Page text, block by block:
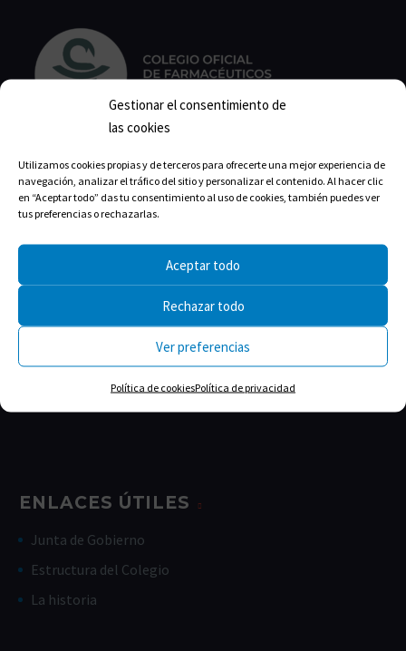
Gestionar el consentimiento de
las cookies
Utilizamos cookies propias y de terceros para ofrecerte una mejor experiencia de
navegación, analizar el tráfico del sitio y personalizar el contenido. Al hacer clic
en “Aceptar todo” das tu consentimiento al uso de cookies, también puedes ver
tus preferencias o rechazarlas.
Aceptar todo
Rechazar todo
Ver preferencias
Política de cookiesPolítica de privacidad
Calle Isabel la Católica, 22
11004 Cádiz
Horario de lunes a jueves:
Mañanas: 09:00-14:00
Tardes: 17:00-19:00
Viernes de 9:00-14:00
ENLACES ÚTILES
Junta de Gobierno
Estructura del Colegio
La historia